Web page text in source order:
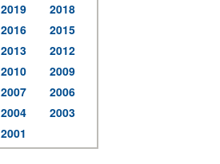
2019
2018
2016
2015
2013
2012
2010
2009
2007
2006
2004
2003
2001